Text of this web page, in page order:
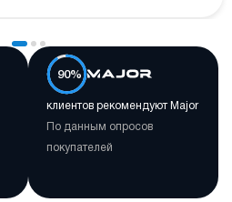
90%
клиентов рекомендуют Major
По данным опросов
покупателей